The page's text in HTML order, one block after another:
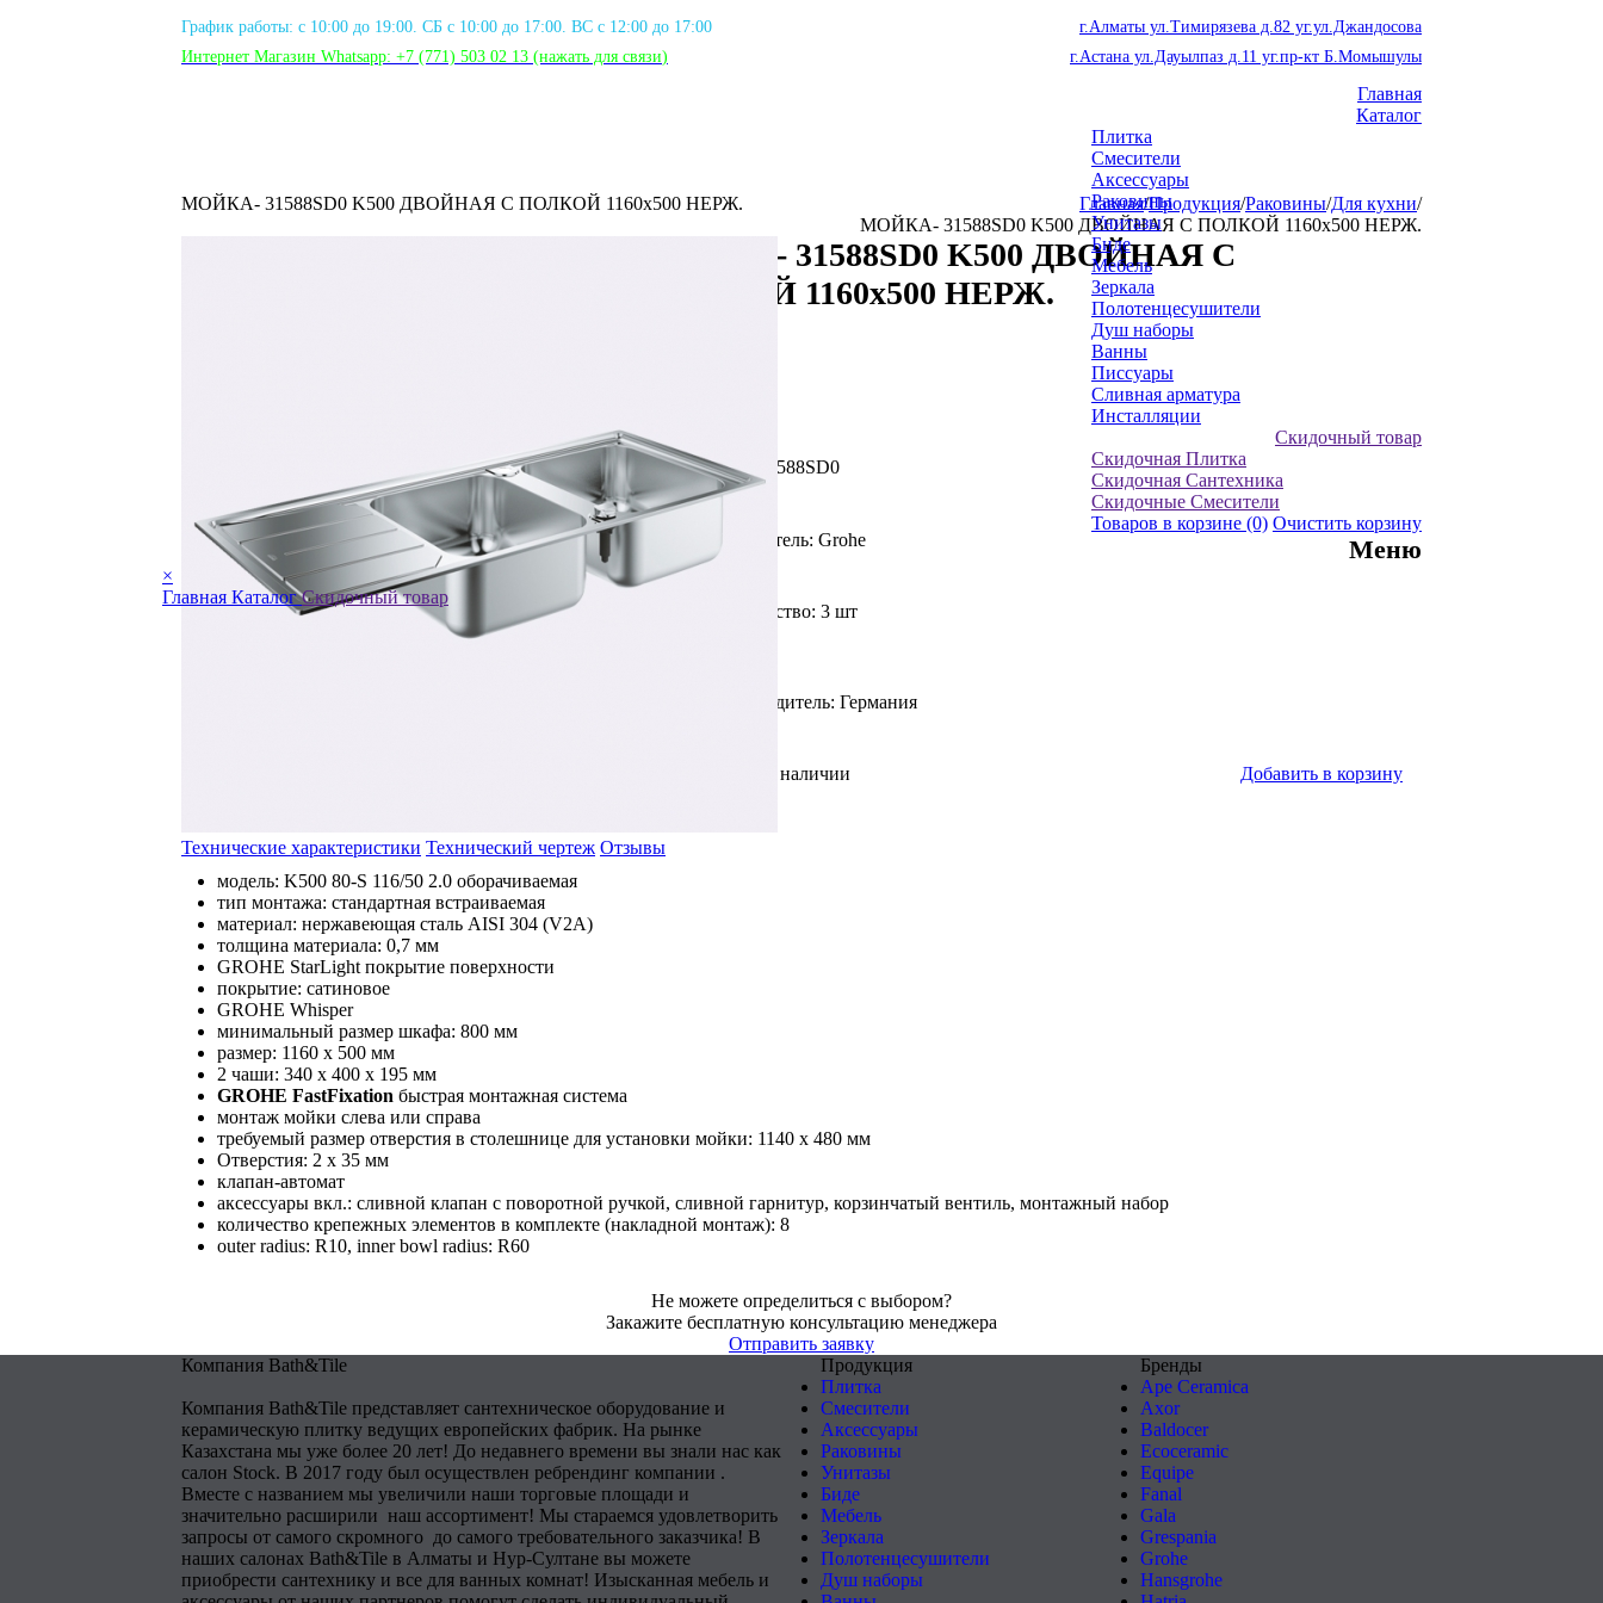
График работы: с 10:00 до 19:00. СБ с 10:00 до 17:00. ВС с 12:00 до 17:00
Интернет Магазин Whatsapp: +7 (771) 503 02 13 (нажать для связи)
г.Алматы ул.Тимирязева д.82 уг.ул.Джандосова
г.Астана ул.Дауылпаз д.11 уг.пр-кт Б.Момышулы
Главная
Каталог
Плитка
Смесители
Аксессуары
Раковины
Унитазы
Биде
Мебель
Зеркала
Полотенцесушители
Душ наборы
Ванны
Писсуары
Сливная арматура
Инсталляции
Скидочный товар
Скидочная Плитка
Скидочная Сантехника
Скидочные Смесители
Товаров в корзине (0) Очистить корзину
Меню
×
Главная КаталогСкидочный товар
МОЙКА- 31588SD0 K500 ДВОЙНАЯ С ПОЛКОЙ 1160х500 НЕРЖ. Главная/Продукция/Раковины/Для кухни/
МОЙКА- 31588SD0 K500 ДВОЙНАЯ С ПОЛКОЙ 1160х500 НЕРЖ.
МОЙКА- 31588SD0 K500 ДВОЙНАЯ С
ПОЛКОЙ 1160х500 НЕРЖ.
Артикул: GRH_31588SD0
Фирма производитель: Grohe
Доступное количество: 3 шт
Страна производитель: Германия
В наличии Добавить в корзину
Технические характеристики Технический чертеж Отзывы
модель: K500 80-S 116/50 2.0 оборачиваемая
тип монтажа: стандартная встраиваемая
материал: нержавеющая сталь AISI 304 (V2A)
толщина материала: 0,7 мм
GROHE StarLight покрытие поверхности
покрытие: сатиновое
GROHE Whisper
минимальный размер шкафа: 800 мм
размер: 1160 x 500 мм
2 чаши: 340 x 400 x 195 мм
GROHE FastFixation быстрая монтажная система
монтаж мойки слева или справа
требуемый размер отверстия в столешнице для установки мойки: 1140 x 480 мм
Отверстия: 2 x 35 мм
клапан-автомат
аксессуары вкл.: сливной клапан с поворотной ручкой, сливной гарнитур, корзинчатый вентиль, монтажный набор
количество крепежных элементов в комплекте (накладной монтаж): 8
outer radius: R10, inner bowl radius: R60
Не можете определиться с выбором?
Закажите бесплатную консультацию менеджера
Отправить заявку
Компания Bath&Tile
Компания Bath&Tile представляет сантехническое оборудование и
керамическую плитку ведущих европейских фабрик. На рынке
Казахстана мы уже более 20 лет! До недавнего времени вы знали нас как
салон Stock. В 2017 году был осуществлен ребрендинг компании .
Вместе с названием мы увеличили наши торговые площади и
значительно расширили наш ассортимент! Мы стараемся удовлетворить
запросы от самого скромного до самого требовательного заказчика! В
наших салонах Bath&Tile в Алматы и Нур-Султане вы можете
приобрести сантехнику и все для ванных комнат! Изысканная мебель и
Продукция
Плитка
Смесители
Аксессуары
Раковины
Унитазы
Биде
Мебель
Зеркала
Полотенцесушители
Душ наборы
Бренды
Ape Ceramica
Axor
Baldocer
Ecoceramic
Equipe
Fanal
Gala
Grespania
Grohe
Hansgrohe